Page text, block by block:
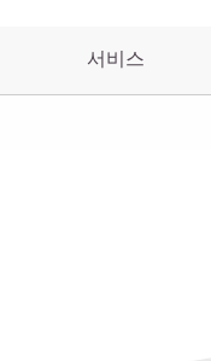
서비스